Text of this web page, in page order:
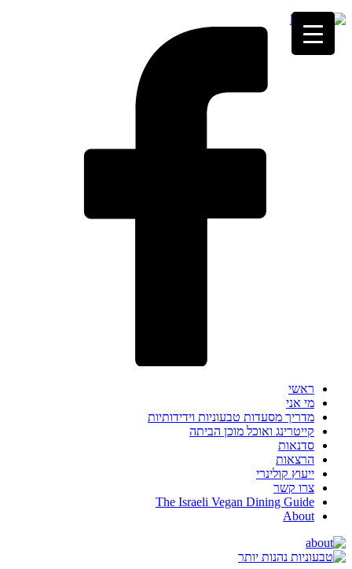
ראשי
מי אני
מדריך מסעדות טבעוניות וידידותיות
קייטרינג ואוכל מוכן הביתה
סדנאות
הרצאות
ייעוץ קולינרי
צרו קשר
The Israeli Vegan Dining Guide
About